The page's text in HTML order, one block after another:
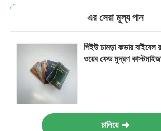
এর সেরা মূল্য পান
পিইউ চামড়া কভার বাইবেল
ওয়েব ফেড মুদ্রণ
চালিয়ে